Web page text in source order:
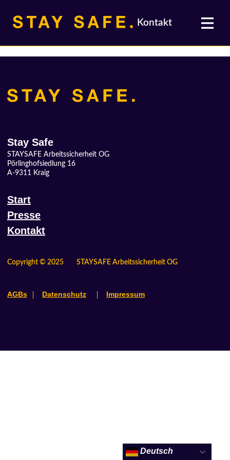
links
navigation
content
Kontakt
Stay Safe
STAYSAFE Arbeitssicherheit OG
Pörlinghofsiedlung 16
A-9311 Kraig
Start
Presse
Kontakt
Copyright © 2025 STAYSAFE Arbeitssicherheit OG
AGBs Datenschutz Impressum
Deutsch